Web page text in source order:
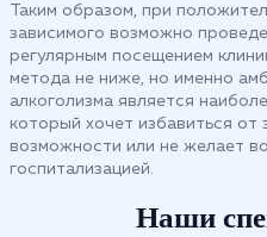
Таким образом, при
зависимого возможно
регулярным посещением
метода не ниже, но именно
алкоголизма является
который хочет избавиться от
возможности или не желает
госпитализацией.
Наши